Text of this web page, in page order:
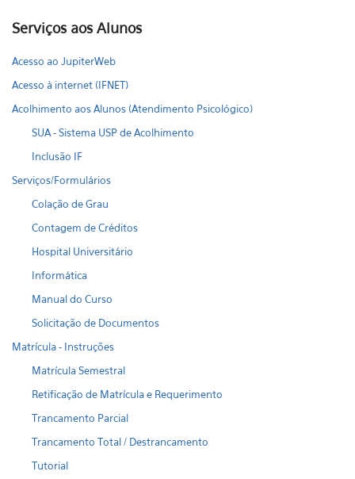
Serviços aos Alunos
Acesso ao JupiterWeb
Acesso à internet (IFNET)
Acolhimento aos Alunos (Atendimento Psicológico)
SUA - Sistema USP de Acolhimento
Inclusão IF
Serviços/Formulários
Colação de Grau
Contagem de Créditos
Hospital Universitário
Informática
Manual do Curso
Solicitação de Documentos
Matrícula - Instruções
Matrícula Semestral
Retificação de Matrícula e Requerimento
Trancamento Parcial
Trancamento Total / Destrancamento
Tutorial